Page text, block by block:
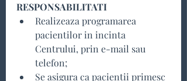
RESPONSABILITATI
Realizeaza programarea
pacientilor in incinta
Centrului, prin e-mail sau
telefon;
Se asigura ca pacientii primesc